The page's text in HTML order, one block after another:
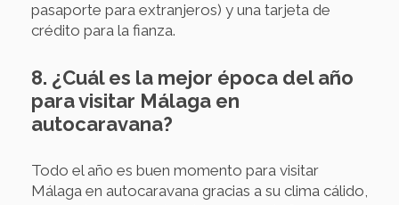
pasaporte para extranjeros) y una tarjeta de
crédito para la fianza.
8. ¿Cuál es la mejor época del año
para visitar Málaga en
autocaravana?
Todo el año es buen momento para visitar
Málaga en autocaravana gracias a su clima cálido,